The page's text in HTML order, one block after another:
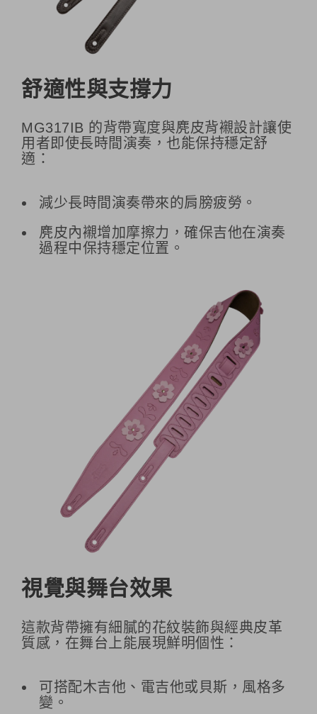
舒適性與支撐力
MG317IB 的背帶寬度與麂皮背襯設計讓使
用者即使長時間演奏，也能保持穩定舒
適：
減少長時間演奏帶來的肩膀疲勞。
麂皮內襯增加摩擦力，確保吉他在演奏
過程中保持穩定位置。
視覺與舞台效果
這款背帶擁有細膩的花紋裝飾與經典皮革
質感，在舞台上能展現鮮明個性：
可搭配木吉他、電吉他或貝斯，風格多
變。